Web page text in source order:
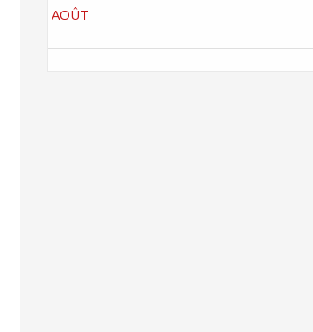
AOÛT